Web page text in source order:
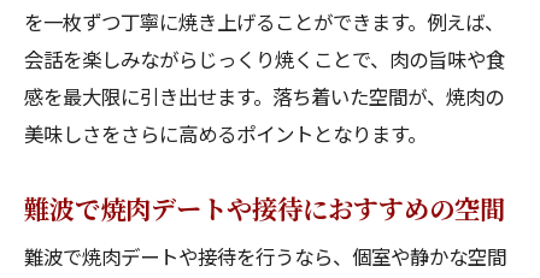
を一枚ずつ丁寧に焼き上げることができます。例えば、
会話を楽しみながらじっくり焼くことで、肉の旨味や食
感を最大限に引き出せます。落ち着いた空間が、焼肉の
美味しさをさらに高めるポイントとなります。
難波で焼肉デートや接待におすすめの空間
難波で焼肉デートや接待を行うなら、個室や静かな空間